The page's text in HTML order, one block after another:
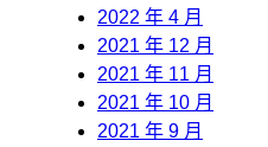
2022 年 4 月
2021 年 12 月
2021 年 11 月
2021 年 10 月
2021 年 9 月